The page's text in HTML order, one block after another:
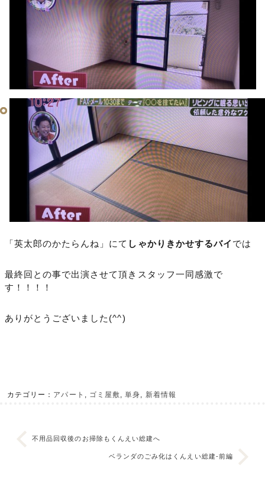
「英太郎のかたらんね」にて しゃかりきかせするバイ では
最終回との事で出演させて頂きスタッフ一同感激で
す！！！！
ありがとうございました(^^)
カテゴリー： アパート , ゴミ屋敷,単身, 新着情報
不用品回収後のお掃除もくんえい総建へ
ベランダのごみ化はくんえい総建-前編